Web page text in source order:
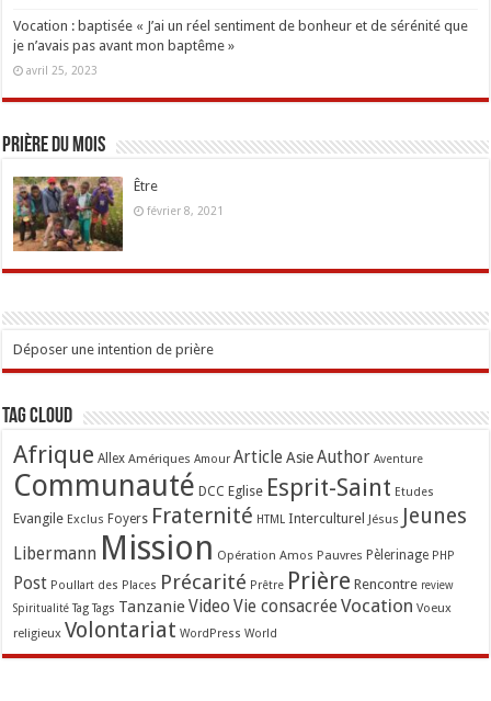
Vocation : baptisée « J’ai un réel sentiment de bonheur et de sérénité que
je n’avais pas avant mon baptême »
avril 25, 2023
Prière du mois
Être
février 8, 2021
Déposer une intention de prière
Tag Cloud
Afrique Allex Amériques Amour Article Asie Author Aventure
Communauté DCC Eglise Esprit-Saint Etudes
Evangile Exclus Foyers Fraternité HTML Interculturel Jésus Jeunes
Libermann Mission Opération Amos Pauvres Pèlerinage PHP
Post Poullart des Places Précarité Prêtre Prière Rencontre review
Spiritualité Tag Tags TanzanieVideo Vie consacrée Vocation Voeux
religieux Volontariat WordPress World